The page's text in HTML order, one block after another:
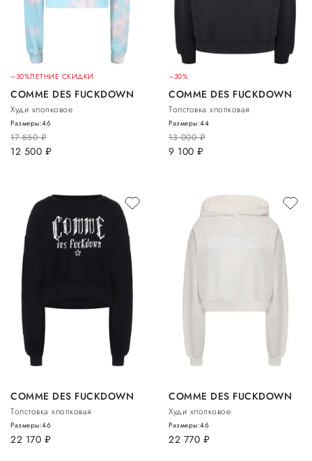
–30%ЛЕТНИЕ СКИДКИ
COMME DES FUCKDOWN
Худи хлопковое
17 850руб.
12 500 руб.
Размеры:46
–30%
COMME DES FUCKDOWN
Толстовка хлопковая
13 000руб.
9 100 руб.
Размеры:44
COMME DES FUCKDOWN
Толстовка хлопковая
22 170 руб.
Размеры:46
COMME DES FUCKDOWN
Худи хлопковое
22 770 руб.
Размеры:46